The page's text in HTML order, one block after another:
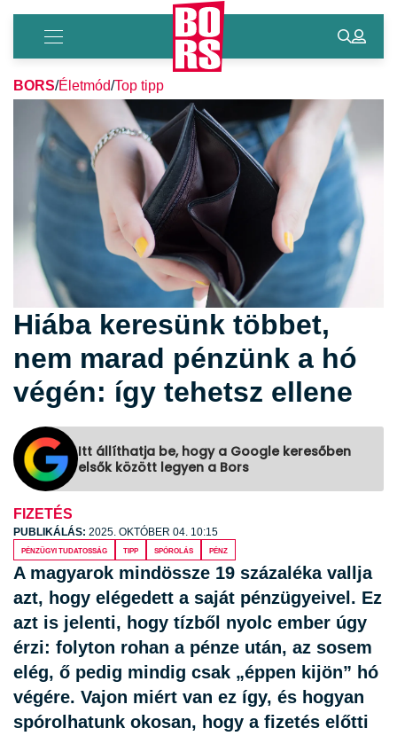
BORS/Életmód/Top tipp
Hiába keresünk többet,
nem marad pénzünk a hó
végén: így tehetsz ellene
Itt állíthatja be, hogy a Google keresőben
elsők között legyen a Bors
FIZETÉS
PUBLIKÁLÁS: 2025. OKTÓBER 04. 10:15
pénzügyi tudatosság
tipp spórolás pénz
A magyarok mindössze 19 százaléka vallja
azt, hogy elégedett a saját pénzügyeivel. Ez
azt is jelenti, hogy tízből nyolc ember úgy
érzi: folyton rohan a pénze után, az sosem
elég, ő pedig mindig csak „éppen kijön” hó
végére. Vajon miért van ez így, és hogyan
spórolhatunk okosan, hogy a fizetés előtti